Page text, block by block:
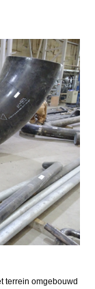
terrein omgebouwd